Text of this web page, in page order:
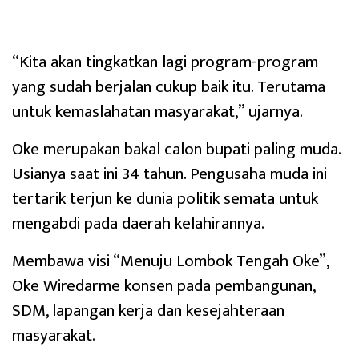
“Kita akan tingkatkan lagi program-program
yang sudah berjalan cukup baik itu. Terutama
untuk kemaslahatan masyarakat,” ujarnya.
Oke merupakan bakal calon bupati paling muda.
Usianya saat ini 34 tahun. Pengusaha muda ini
tertarik terjun ke dunia politik semata untuk
mengabdi pada daerah kelahirannya.
Membawa visi “Menuju Lombok Tengah Oke”,
Oke Wiredarme konsen pada pembangunan,
SDM, lapangan kerja dan kesejahteraan
masyarakat.